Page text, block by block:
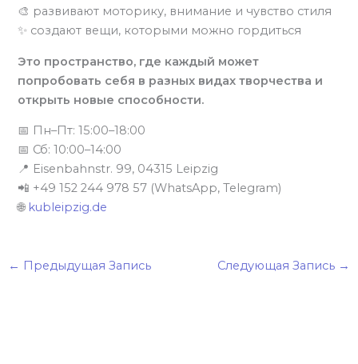
🎨 развивают моторику, внимание и чувство стиля
✨ создают вещи, которыми можно гордиться
Это пространство, где каждый может
попробовать себя в разных видах творчества и
открыть новые способности.
📅 Пн–Пт: 15:00–18:00
📅 Сб: 10:00–14:00
📍 Eisenbahnstr. 99, 04315 Leipzig
📲 +49 152 244 978 57 (WhatsApp, Telegram)
🌐 kubleipzig.de
← Предыдущая Запись Следующая Запись →